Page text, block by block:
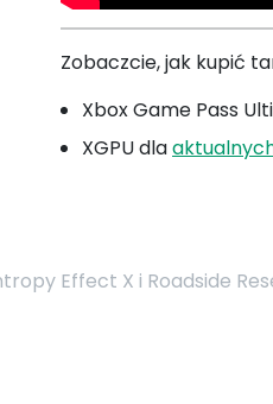
Zobaczcie, jak kupić
Xbox Game Pass
XGPU dla
Effect X i Roadside